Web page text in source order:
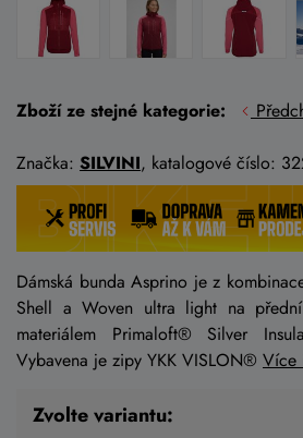
Zboží ze stejné kategorie:
Značka: SILVINI, katalogové číslo:
Dámská bunda Asprino je z
Shell a Woven ultra light na
materiálem Primaloft® Silver
Vybavena je zipy YKK VISLON® Více
Zvolte variantu: